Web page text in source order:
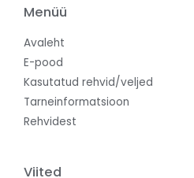
Menüü
Avaleht
E-pood
Kasutatud rehvid/veljed
Tarneinformatsioon
Rehvidest
Viited